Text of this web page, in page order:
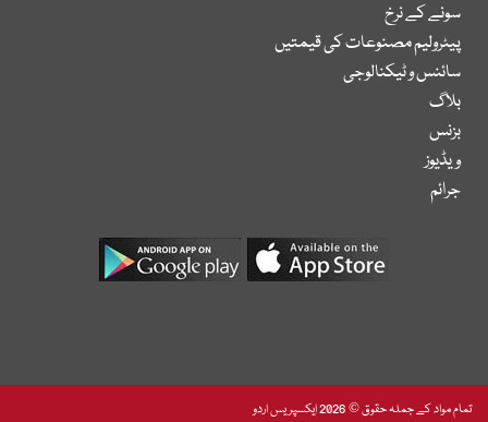
سونے کے نرخ
پیٹرولیم مصنوعات کی قیمتیں
سائنس و ٹیکنالوجی
بلاگ
بزنس
ویڈیوز
جرائم
تمام مواد کے جملہ حقوق © 2026 ایکسپریس اردو